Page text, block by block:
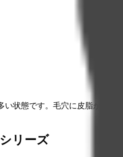
い状態です。毛穴に皮脂が詰
リーズ